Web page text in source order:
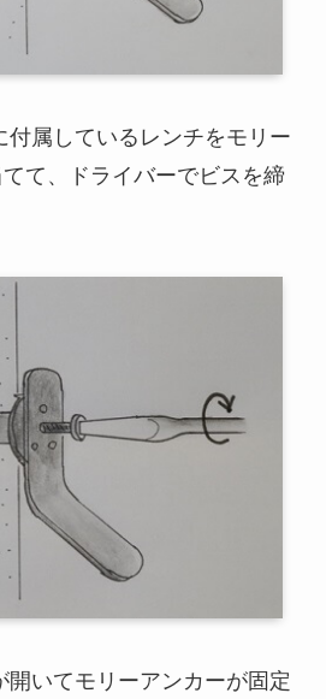
属しているレンチをモリー
て、ドライバーでビスを締
いてモリーアンカーが固定